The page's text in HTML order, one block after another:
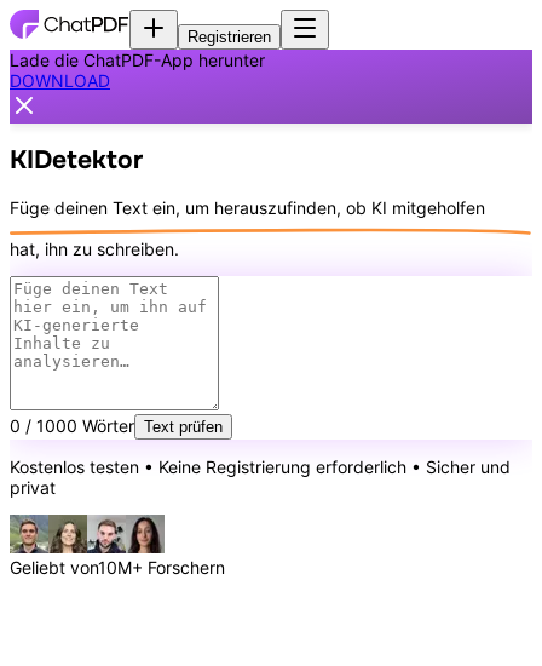
Registrieren
Lade die ChatPDF-App herunter
DOWNLOAD
KIDetektor
Füge deinen Text ein, um herauszufinden, ob KI mitgeholfen
hat, ihn zu schreiben.
0 / 1000 Wörter Text prüfen
Kostenlos testen • Keine Registrierung erforderlich • Sicher und
privat
Geliebt von10M+ Forschern